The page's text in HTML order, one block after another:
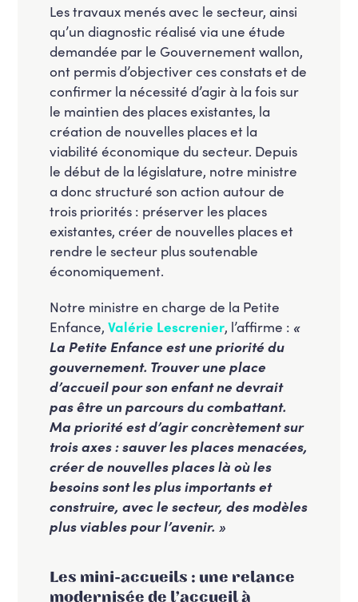
Les travaux menés avec le secteur, ainsi
qu’un diagnostic réalisé via une étude
demandée par le Gouvernement wallon,
ont permis d’objectiver ces constats et de
confirmer la nécessité d’agir à la fois sur
le maintien des places existantes, la
création de nouvelles places et la
viabilité économique du secteur. Depuis
le début de la législature, notre ministre
a donc structuré son action autour de
trois priorités : préserver les places
existantes, créer de nouvelles places et
rendre le secteur plus soutenable
économiquement.
Notre ministre en charge de la Petite
Enfance,Valérie Lescrenier, l’affirme : «
La Petite Enfance est une priorité du
gouvernement. Trouver une place
d’accueil pour son enfant ne devrait
pas être un parcours du combattant.
Ma priorité est d’agir concrètement sur
trois axes : sauver les places menacées,
créer de nouvelles places là où les
besoins sont les plus importants et
construire, avec le secteur, des modèles
plus viables pour l’avenir. »
Les mini-accueils : une relance
modernisée de l’accueil à